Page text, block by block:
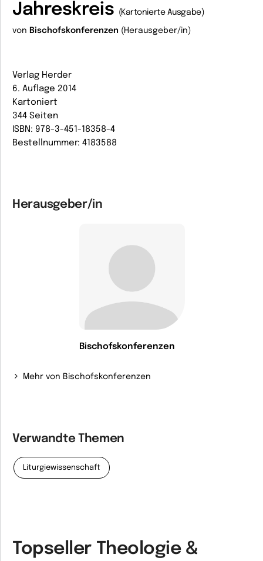
Jahreskreis
(Kartonierte Ausgabe)
von Bischofskonferenzen (Herausgeber/in)
Verlag Herder
6. Auflage 2014
Kartoniert
344 Seiten
ISBN: 978-3-451-18358-4
Bestellnummer: 4183588
Herausgeber/in
Bischofskonferenzen
Mehr von Bischofskonferenzen
Verwandte Themen
Liturgiewissenschaft
Topseller Theologie &